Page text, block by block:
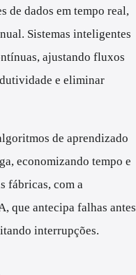
de dados em tempo real,
Sistemas inteligentes
ajustando fluxos
e eliminar
de aprendizado
economizando tempo e
fábricas, com a
que antecipa falhas antes
interrupções.